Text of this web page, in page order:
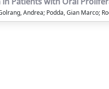
Andrea; Podda, Gian Marco;